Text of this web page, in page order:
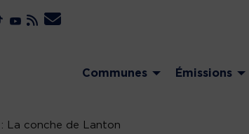
Communes Émissions
La conche de Lanton